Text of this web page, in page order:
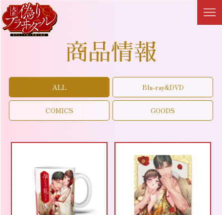
商品情報
ALL Blu-ray&DVD
COMICS GOODS